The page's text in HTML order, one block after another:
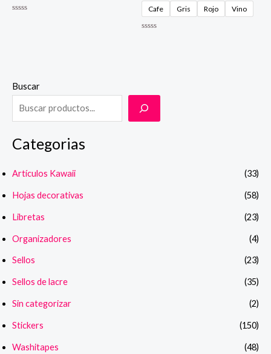
Buscar
Categorias
Artículos Kawaii (33)
Hojas decorativas (58)
Libretas (23)
Organizadores (4)
Sellos (23)
Sellos de lacre (35)
Sin categorizar (2)
Stickers (150)
Washitapes (48)
Cafe Gris Rojo Vino